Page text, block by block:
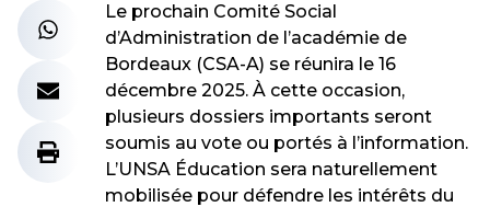
Le prochain Comité Social
d’Administration de l’académie de
Bordeaux (CSA-A) se réunira le 16
décembre 2025. À cette occasion,
plusieurs dossiers importants seront
soumis au vote ou portés à l’information.
L’UNSA Éducation sera naturellement
mobilisée pour défendre les intérêts du